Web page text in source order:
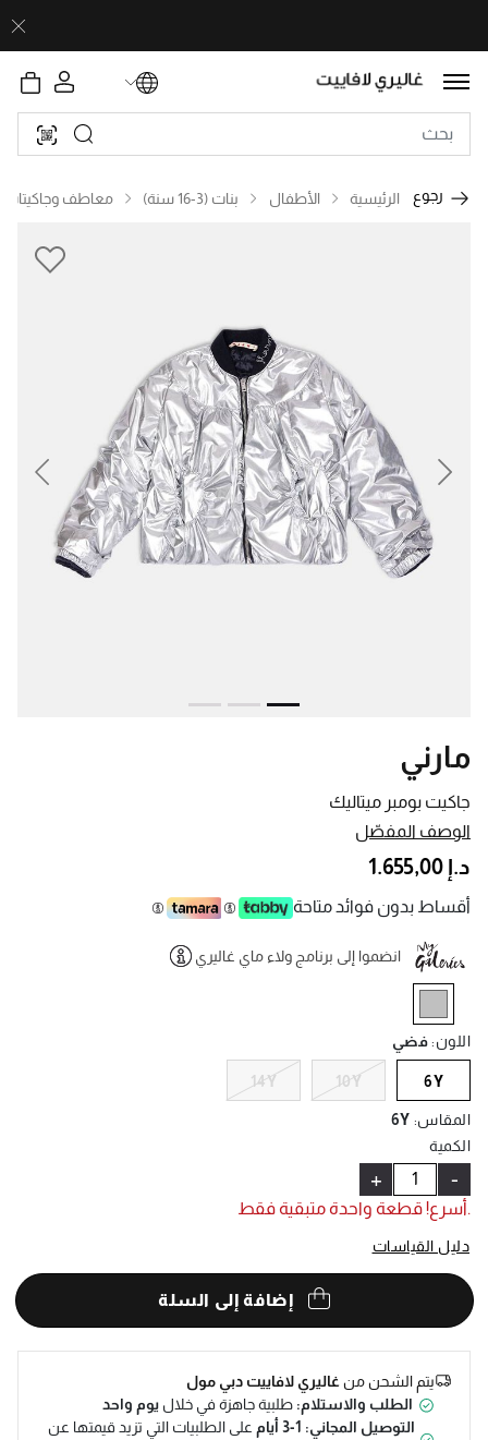
رجوع الرئيسية الأطفال بنات (3-16 سنة) معاطف وجاكيتات
Next
جاكيت بومبر ميتاليك
مارني
الوصف المفصّل
د.إ 1.655,00
أقساط بدون فوائد متاحة
انضموا إلى برنامج ولاء ماي غاليري
selectedاللون:فضي
6Y
10Y
14Y
المقاس:
6Y
الكمية
-
+
.أسرع! قطعة واحدة متبقية فقط
دليل القياسات
إضافة إلى السلة
يتم الشحن منغاليري لافاييت دبي مول
الطلب والاستلام: طلبية جاهزة في خلال يوم واحد
التوصيل المجاني: 1-3 أيام
على الطلبيات التي تزيد قيمتها عن